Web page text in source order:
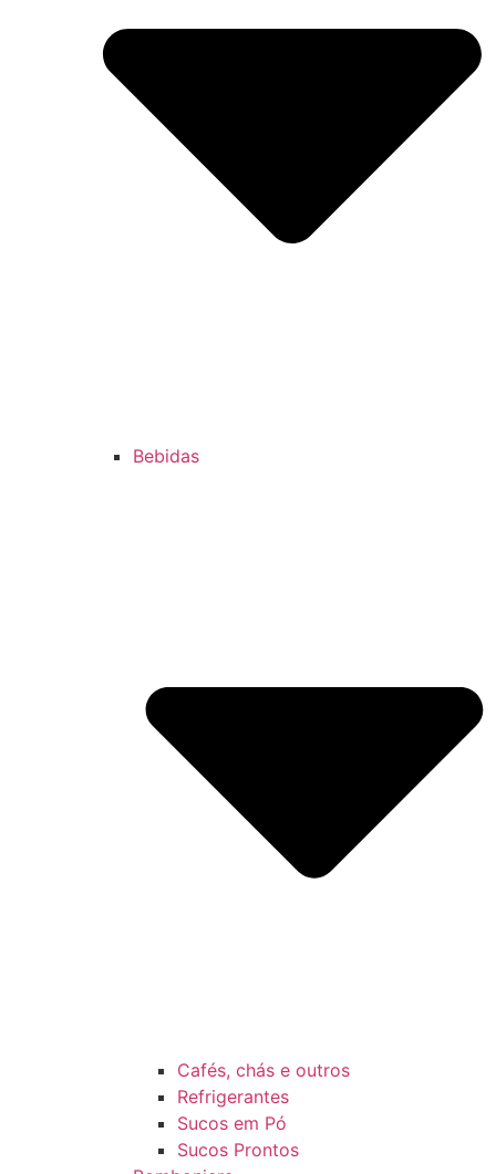
Bebidas
Cafés, chás e outros
Refrigerantes
Sucos em Pó
Sucos Prontos